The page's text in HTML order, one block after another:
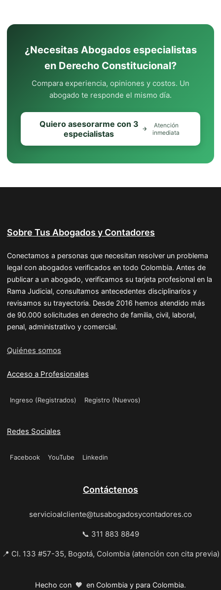
¿Necesitas Abogados especialistas
en Derecho Constitucional?
Compara experiencia, opiniones y costos. Un
abogado te responde el mismo día.
Quiero asesorarme con 3
especialistas
Atención
inmediata
Sobre Tus Abogados y Contadores
Conectamos a personas que necesitan resolver un problema
legal con abogados verificados en todo Colombia. Antes de
publicar a un abogado, verificamos su tarjeta profesional en la
Rama Judicial, consultamos antecedentes disciplinarios y
revisamos su trayectoria. Desde 2016 hemos atendido más
de 90.000 solicitudes en derecho de familia, civil, laboral,
penal, administrativo y comercial.
Quiénes somos
Acceso a Profesionales
Ingreso (Registrados) Registro (Nuevos)
Redes Sociales
Facebook YouTube Linkedin
Contáctenos
servicioalcliente@tusabogadosycontadores.co
📞 311 883 8849
📍 Cl. 133 #57-35, Bogotá, Colombia (atención con cita previa)
Hecho con 🧡 en Colombia y para Colombia.